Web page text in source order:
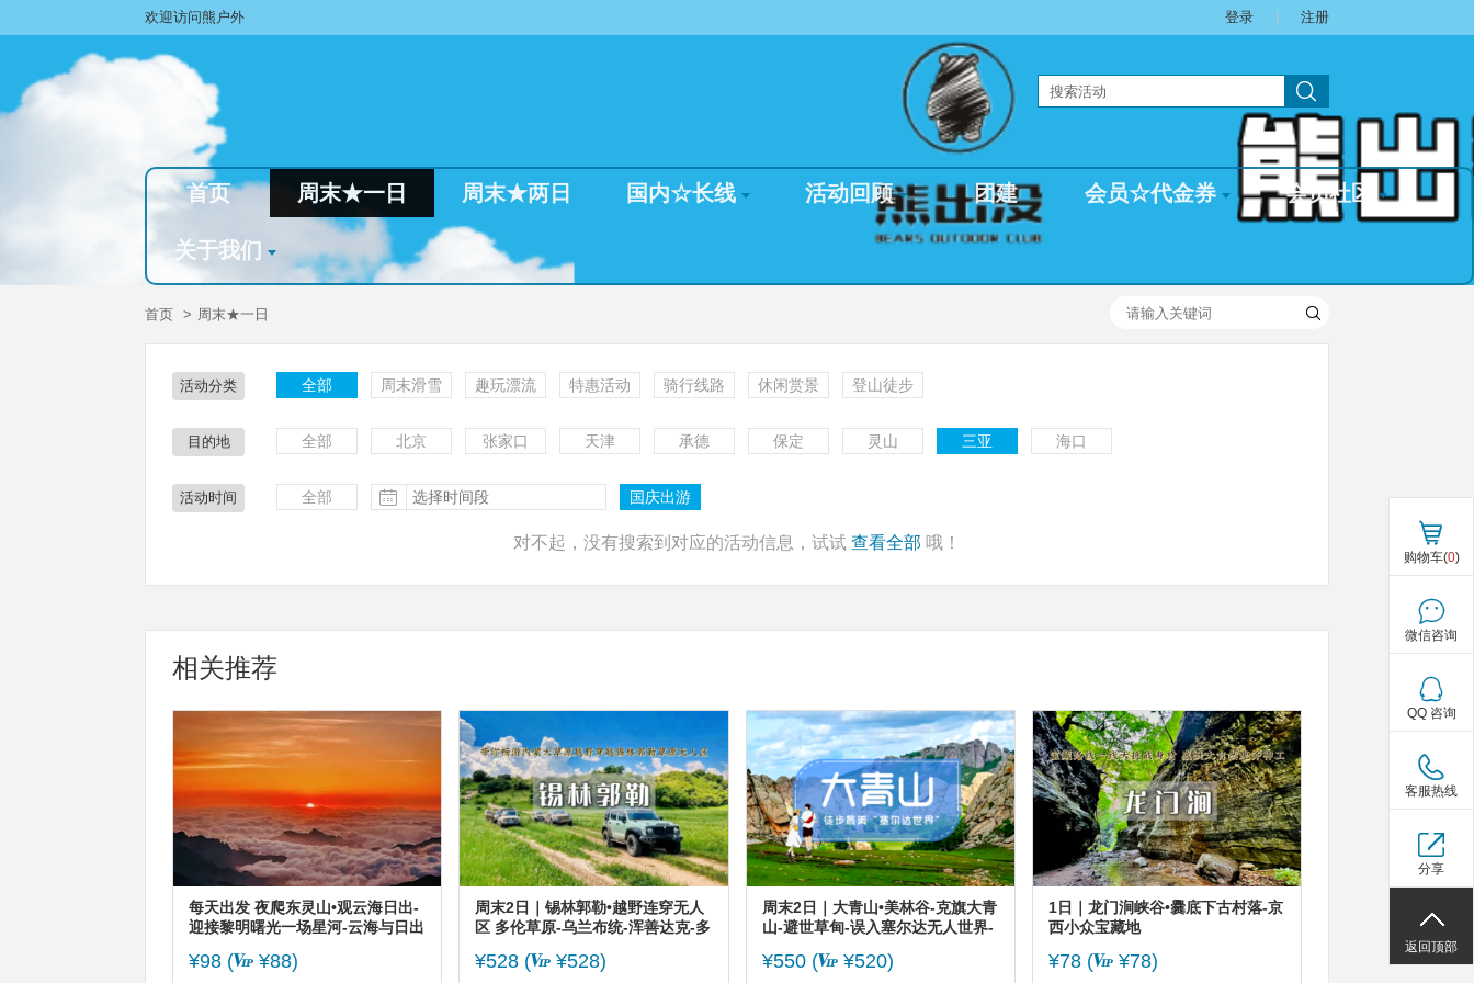
欢迎访问熊户外 登录 注册
首页 周末★一日 周末★两日 国内☆长线 活动回顾 团建 会员☆代金券 会员社区
关于我们
首页 周末★一日
活动分类 全部 周末滑雪 趣玩漂流 特惠活动 骑行线路 休闲赏景 登山徒步
目的地 全部 北京 张家口 天津 承德 保定 灵山 三亚 海口
更多
活动时间 全部 国庆出游
对不起，没有搜索到对应的活动信息，试试 查看全部 哦！
相关推荐
每天出发 夜爬东灵山•观云海日出-
迎接黎明曙光一场星河-云海与日出
¥98 ( ¥88)
周末2日｜锡林郭勒•越野连穿无人
区 多伦草原-乌兰布统-浑善达克-多
¥528 ( ¥528)
周末2日｜大青山•美林谷-克旗大青
山-避世草甸-误入塞尔达无人世界-
¥550 ( ¥520)
1日｜龙门涧峡谷•爨底下古村落-京
西小众宝藏地
¥78 ( ¥78)
购物车(0)
微信咨询
QQ 咨询
客服热线
分享
返回顶部